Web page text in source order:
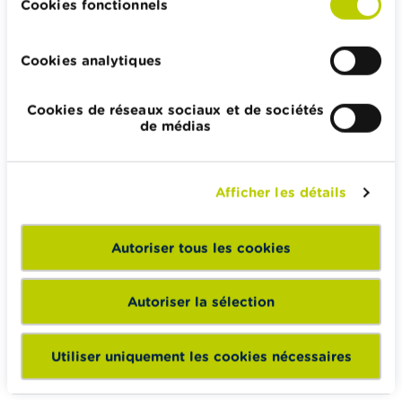
Cookies fonctionnels
Cookies analytiques
Cookies de réseaux sociaux et de sociétés
de médias
Afficher les détails
Autoriser tous les cookies
Autoriser la sélection
Utiliser uniquement les cookies nécessaires
retourner contre le bailleur.
Bon à savoir
Cette mesure s'applique aux ventes conclues en
Région bruxelloise depuisle 1er janvier 2024.
Calculateurs, conseils pratiques, checklists
Budget, payer, emprunter et assurer
Famille
Épargner et investir
Hériter
Pension et préparation de la retraite
Impôts, emplois et revenus